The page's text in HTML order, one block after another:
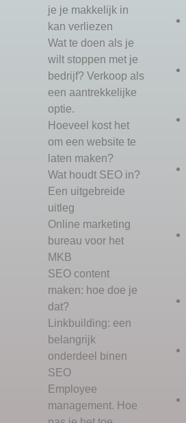
je je makkelijk in
kan verliezen
Wat te doen als je
wilt stoppen met je
bedrijf? Verkoop als
een aantrekkelijke
optie.
Hoeveel kost het
om een website te
laten maken?
Wat houdt SEO in?
Een uitgebreide
uitleg
Online marketing
bureau voor het
MKB
SEO content
maken: hoe doe je
dat?
Linkbuilding: een
belangrijk
onderdeel binen
SEO
Employee
management. Hoe